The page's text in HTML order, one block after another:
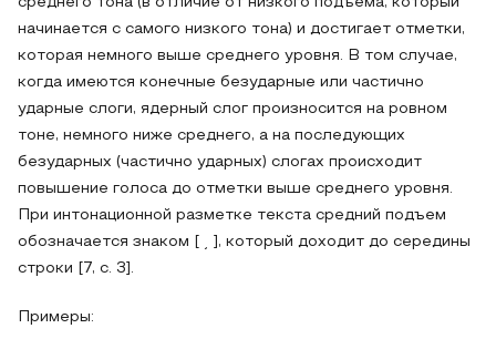
начинается с самого низкого тона) и достигает отметки,
которая немного выше среднего уровня. В том случае,
когда имеются конечные безударные или частично
ударные слоги, ядерный слог произносится на ровном
тоне, немного ниже среднего, а на последующих
безударных (частично ударных) слогах происходит
повышение голоса до отметки выше среднего уровня.
При интонационной разметке текста средний подъем
обозначается знаком [ ͵ ], который доходит до середины
строки [7, с. 3].
Примеры: